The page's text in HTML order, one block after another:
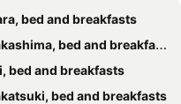
Nanajo Ainomachi
bed and breakfasts
bed and breakfasts
bed and breakfasts
bed and breakfasts